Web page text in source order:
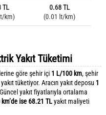
TL
km)
0.68 TL
(0.01 lt/km)
Yakıt Tüketimi
göre şehir içi 1 L/100 km, şehir
yakıt tüketiyor. Aracın yakıt deposu 1
yakıt fiyatlarıyla ortalama
km’de ise 68.21 TLyakıt maliyeti